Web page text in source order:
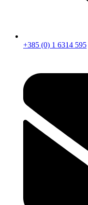
+385 (0) 1 6314 595